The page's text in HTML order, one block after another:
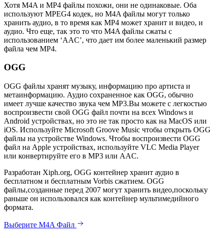
Хотя M4A и MP4 файлы похожи, они не одинаковые. Оба
используют MPEG4 кодек, но M4A файлы могут только
хранить аудио, в то время как MP4 может хранит и видео, и
аудио. Что еще, так это то что M4A файлы сжаты с
использованием ‘AAC’, что дает им более маленький размер
файла чем MP4.
OGG
OGG файлы хранят музыку, информацию про артиста и
метаинформацию. Аудио сохраненное как OGG, обычно
имеет лучше качество звука чем MP3.Вы можете с легкостью
воспроизвести свой OGG файл почти на всех Windows и
Android устройствах, но это не так просто как на MacOS или
iOS. Используйте Microsoft Groove Music чтобы открыть OGG
файлы на устройстве Windows. Чтобы воспроизвести OGG
файл на Apple устройствах, используйте VLC Media Player
или конвертируйте его в MP3 или AAC.
Разработан Xiph.org, OGG контейнер хранит аудио в
бесплатном и бесплатным Vorbis сжатием. OGG
файлы,созданные перед 2007 могут хранить видео,поскольку
раньше он использовался как контейнер мультимедийного
формата.
Выберите M4A Файл